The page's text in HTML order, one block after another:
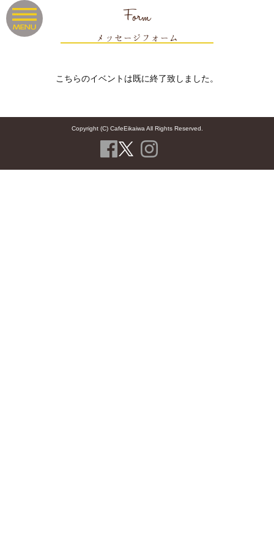
Form
メッセージフォーム
こちらのイベントは既に終了致しました。
Copyright (C) CafeEikaiwa All Rights Reserved.